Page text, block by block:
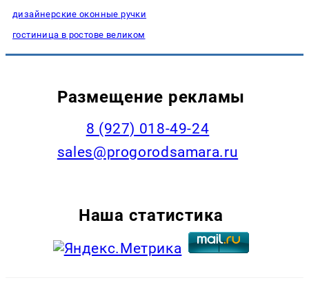
дизайнерские оконные ручки
гостиница в ростове великом
Размещение рекламы
8 (927) 018-49-24
sales@progorodsamara.ru
Наша статистика